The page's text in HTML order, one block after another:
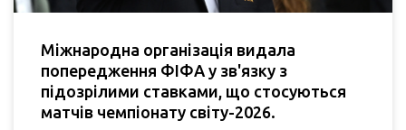
Міжнародна організація видала
попередження ФІФА у зв'язку з
підозрілими ставками, що стосуються
матчів чемпіонату світу-2026.